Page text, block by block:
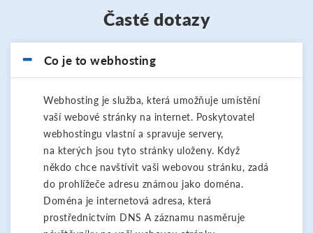
Časté dotazy
Co je to webhosting
Webhosting je služba, která umožňuje umístění
vaší webové stránky na internet. Poskytovatel
webhostingu vlastní a spravuje servery,
na kterých jsou tyto stránky uloženy. Když
někdo chce navštívit vaši webovou stránku, zadá
do prohlížeče adresu známou jako doména.
Doména je internetová adresa, která
prostřednictvím DNS A záznamu nasměruje